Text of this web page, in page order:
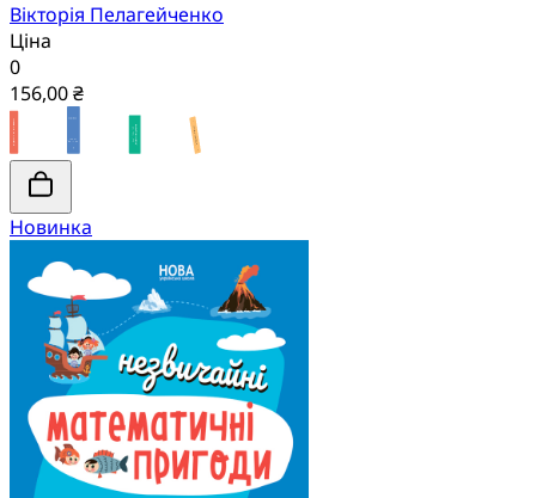
Вікторія Пелагейченко
Ціна
0
156,00 ₴
Новинка